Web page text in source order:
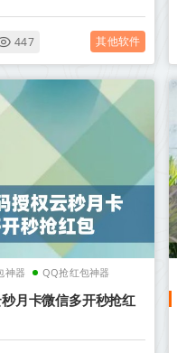
447 其他软件
神器 QQ抢红包神器
月卡微信多开秒抢红